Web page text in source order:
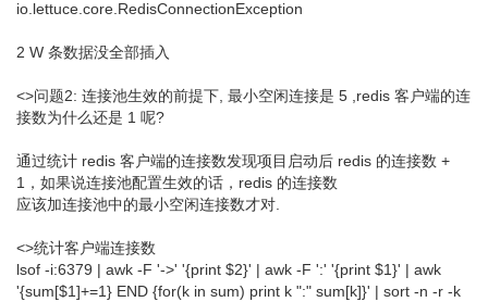
io.lettuce.core.RedisConnectionException
2 W 条数据没全部插入
<>问题2: 连接池生效的前提下, 最小空闲连接是 5 ,redis 客户端的连
接数为什么还是 1 呢?
通过统计 redis 客户端的连接数发现项目启动后 redis 的连接数 +
1，如果说连接池配置生效的话，redis 的连接数
应该加连接池中的最小空闲连接数才对.
<>统计客户端连接数
lsof -i:6379 | awk -F '->' '{print $2}' | awk -F ':' '{print $1}' | awk
'{sum[$1]+=1} END {for(k in sum) print k ":" sum[k]}' | sort -n -r -k